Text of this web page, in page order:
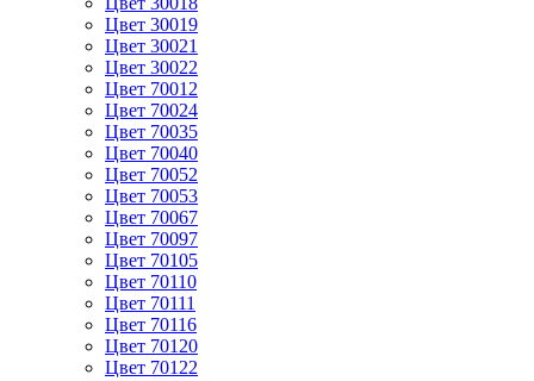
Цвет 30019
Цвет 30021
Цвет 30022
Цвет 70012
Цвет 70024
Цвет 70035
Цвет 70040
Цвет 70052
Цвет 70053
Цвет 70067
Цвет 70097
Цвет 70105
Цвет 70110
Цвет 70111
Цвет 70116
Цвет 70120
Цвет 70122